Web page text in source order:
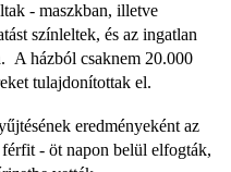
- maszkban, illetve
színleltek, és az ingatlan
A házból csaknem 20.000
tulajdonítottak el.
eredményeként az
- öt napon belül elfogták,